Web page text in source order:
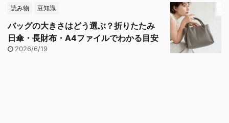
読み物 豆知識
バッグの大きさはどう選ぶ？折りたたみ
日傘・長財布・A4ファイルでわかる目安
2026/6/19